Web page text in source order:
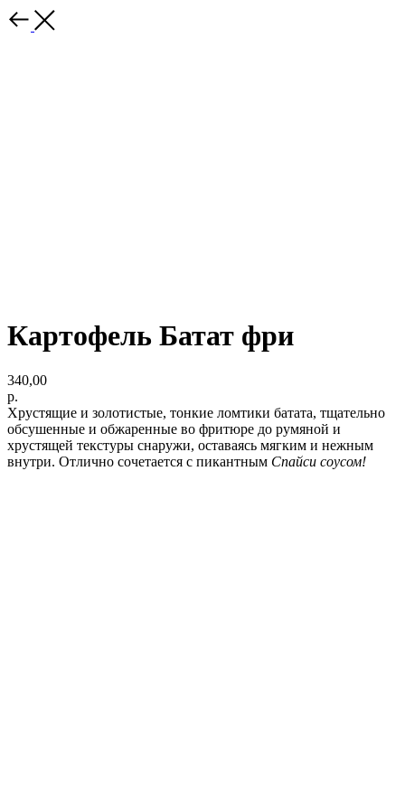
Картофель Батат фри
340,00
р.
Хрустящие и золотистые, тонкие ломтики батата, тщательно
обсушенные и обжаренные во фритюре до румяной и
хрустящей текстуры снаружи, оставаясь мягким и нежным
внутри. Отлично сочетается с пикантным Спайси соусом!